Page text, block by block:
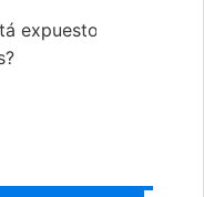
expuesto